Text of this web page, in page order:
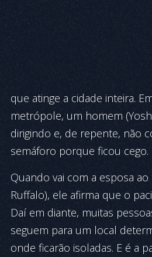
que atinge a cidade inteira.
metrópole, um homem
dirigindo e, de repente, não
semáforo porque ficou cego.
Quando vai com a esposa
Ruffalo), ele afirma que o
Daí em diante, muitas
seguem para um local
onde ficarão isoladas. E é a